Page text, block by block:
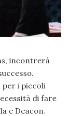
incontrerà
i piccoli
di fare
e Deacon.